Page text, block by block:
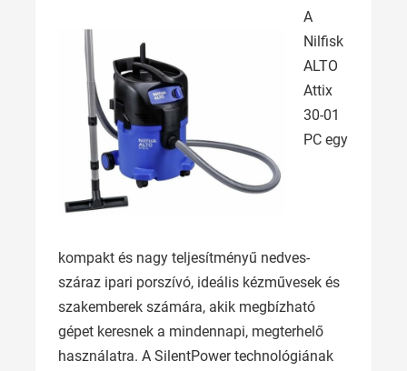
A
Nilfisk
ALTO
Attix
30-01
PC egy
kompakt és nagy teljesítményű nedves-
száraz ipari porszívó, ideális kézművesek és
szakemberek számára, akik megbízható
gépet keresnek a mindennapi, megterhelő
használatra. A SilentPower technológiának